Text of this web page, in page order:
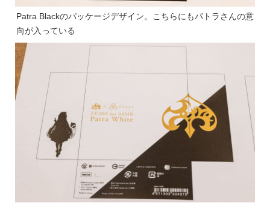
Patra Blackのパッケージデザイン。こちらにもパトラさんの意
向が入っている